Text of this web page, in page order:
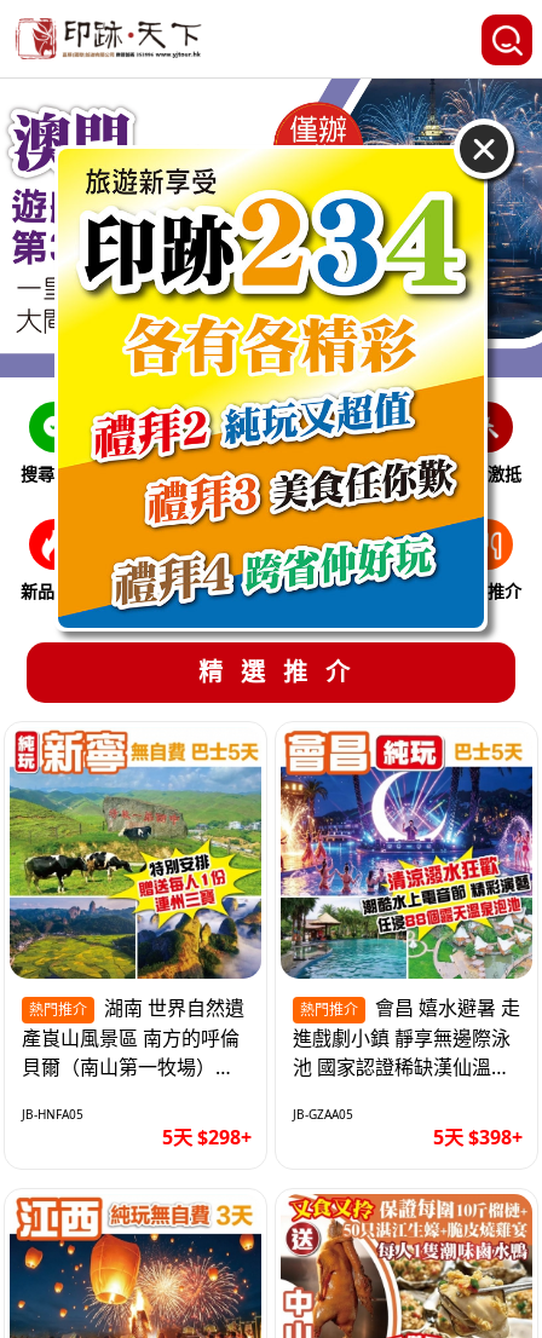
搜尋線路 跨省巴士 即時特惠 休閒娛樂 會員激抵
新品推介 季節限定 溫泉養生 買一送一 美食推介
精選推介
熱門推介
產崀山風景區 南方的呼倫
貝爾（南山第一牧場）夜
巴士5天
JB-HNFA05
5天 $298+
熱門推介
進戲劇小鎮 靜享無邊際泳
池 國家認證稀缺漢仙溫泉
天
JB-GZAA05
5天 $398+